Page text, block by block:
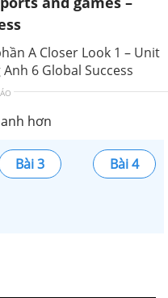
A Closer Look 1 – Unit
6 Global Success
hơn
Bài 3
Bài 4